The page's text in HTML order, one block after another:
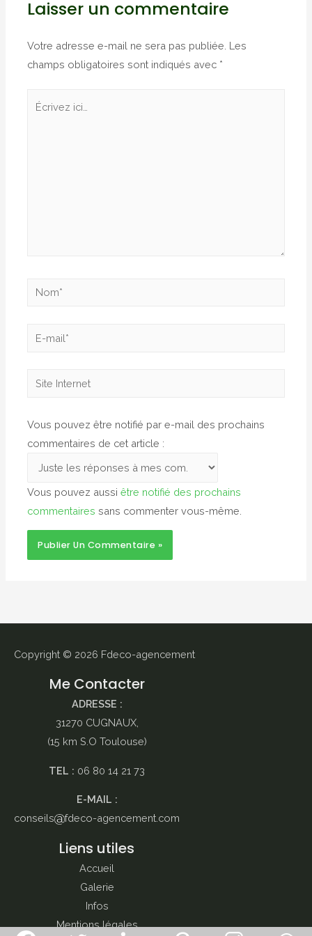
Laisser un commentaire
Votre adresse e-mail ne sera pas publiée. Les
champs obligatoires sont indiqués avec *
Nom*
E-
Site
Vous pouvez être notifié par e-mail des prochains
commentaires de cet article :
Vous pouvez aussiêtre notifié des prochains
commentaires sans commenter vous-même.
Copyright © 2026 Fdeco-agencement
Me Contacter
ADRESSE :
31270 CUGNAUX,
(15 km S.O Toulouse)
TEL : 06 80 14 21 73
E-MAIL :
conseils
fdeco-agencement.com
Liens utiles
Accueil
Galerie
Infos
Mentions légales